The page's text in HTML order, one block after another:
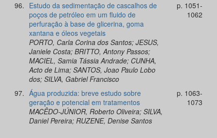
96. Estudo da sedimentação de cascalhos de
poços de petróleo em um fluido de
perfuração à base de glicerina, goma
xantana e óleos vegetais
PORTO, Carla Corina dos Santos; JESUS,
Janiele Costa; BRITTO, Antony Passos;
MACIEL, Samia Tássia Andrade; CUNHA,
Acto de Lima; SANTOS, Joao Paulo Lobo
dos; SILVA, Gabriel Francisco
p. 1051-
1062
97. Água produzida: breve estudo sobre
geração e potencial em tratamentos
MACÊDO-JÚNIOR, Roberto Oliveira; SILVA,
Daniel Pereira; RUZENE, Denise Santos
p. 1063-
1073